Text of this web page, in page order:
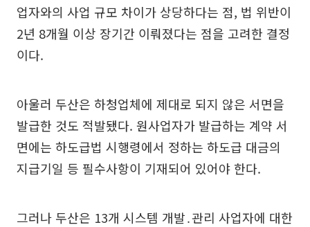
업자와의 사업 규모 차이가 상당하다는 점, 법 위반이
2년 8개월 이상 장기간 이뤄졌다는 점을 고려한 결정
이다.
아울러 두산은 하청업체에 제대로 되지 않은 서면을
발급한 것도 적발됐다. 원사업자가 발급하는 계약 서
면에는 하도급법 시행령에서 정하는 하도급 대금의
지급기일 등 필수사항이 기재되어 있어야 한다.
그러나 두산은 13개 시스템 개발․관리 사업자에 대한